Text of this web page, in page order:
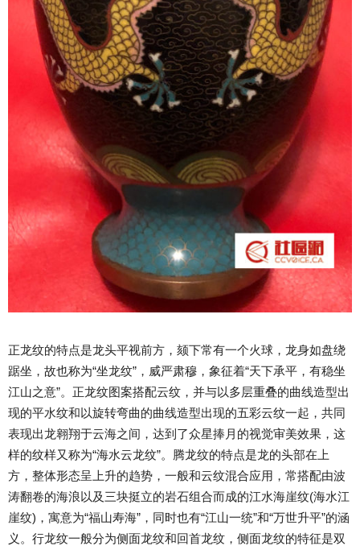
正龙纹的特点是龙头平视前方，颏下常有一个火球，龙身如盘绕
踞坐，故也称为“坐龙纹”，威严肃穆，象征着“天下承平，有稳坐
江山之意”。正龙纹图案搭配云纹，并与以多层重叠的曲线造型出
现的平水纹和以旋转弯曲的曲线造型出现的五彩云纹一起，共同
表现出龙翱翔于云海之间，达到了众星捧月的视觉审美效果，这
样的纹样又称为“海水云龙纹”。腾龙纹的特点是龙的头部在上
方，整体形态呈上升的趋势，一般和云纹混合应用，常搭配由波
涛翻卷的海浪以及三块挺立的岩石组合而成的江水海崖纹(海水江
崖纹)，寓意为“福山寿海”，同时也有“江山一统”和“万世升平”的涵
义。行龙纹一般分为侧面龙纹和回首龙纹，侧面龙纹的特征是双